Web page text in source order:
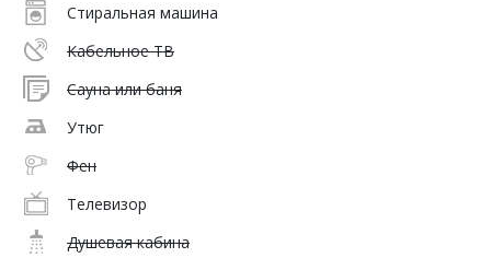
Стиральная машина
Кабельное ТВ
Сауна или баня
Утюг
Фен
Телевизор
Душевая кабина